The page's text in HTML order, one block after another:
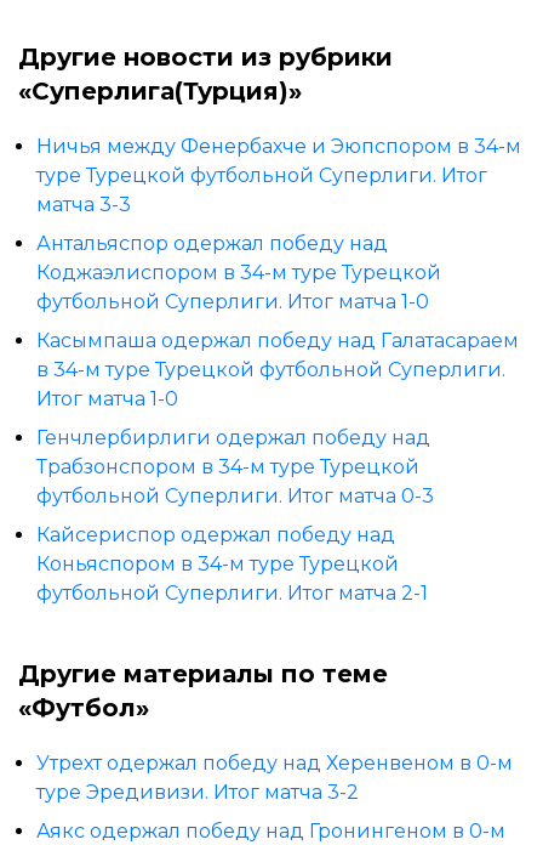
Другие новости из рубрики
«Суперлига(Турция)»
Ничья между Фенербахче и Эюпспором в 34-м
туре Турецкой футбольной Суперлиги. Итог
матча 3-3
Антальяспор одержал победу над
Коджаэлиспором в 34-м туре Турецкой
футбольной Суперлиги. Итог матча 1-0
Касымпаша одержал победу над Галатасараем
в 34-м туре Турецкой футбольной Суперлиги.
Итог матча 1-0
Генчлербирлиги одержал победу над
Трабзонспором в 34-м туре Турецкой
футбольной Суперлиги. Итог матча 0-3
Кайсериспор одержал победу над
Коньяспором в 34-м туре Турецкой
футбольной Суперлиги. Итог матча 2-1
Другие материалы по теме
«Футбол»
Утрехт одержал победу над Херенвеном в 0-м
туре Эредивизи. Итог матча 3-2
Аякс одержал победу над Гронингеном в 0-м